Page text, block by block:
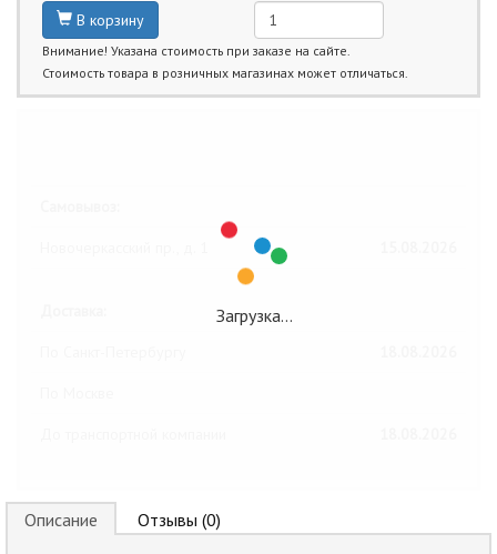
В корзину
Внимание! Указана стоимость при заказе на сайте.
Стоимость товара в розничных магазинах может отличаться.
Загрузка…
Описание Отзывы (0)